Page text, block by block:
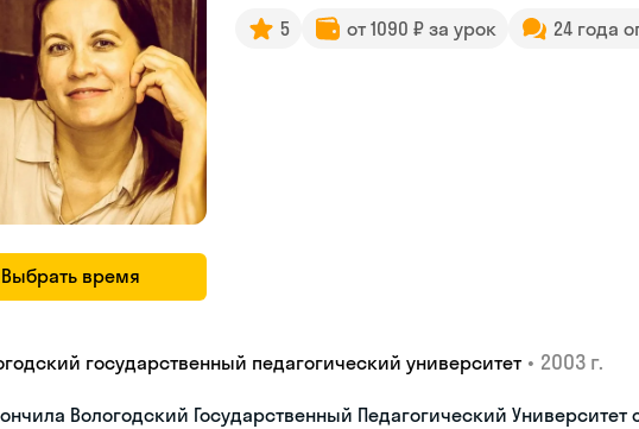
Выбрать время
5 от 1090 ₽ за урок 24 года
государственный педагогический университет • 2003 г.
Вологодский Государственный Педагогический Университет